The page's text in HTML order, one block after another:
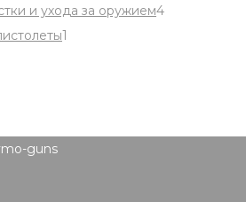
и ухода за оружием44
1
guns